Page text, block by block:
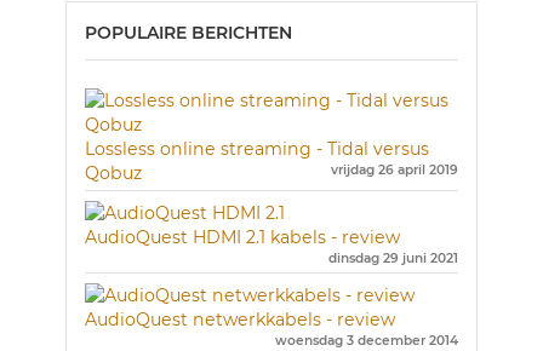
POPULAIRE BERICHTEN
Lossless online streaming - Tidal versus
Qobuz
vrijdag 26 april 2019
AudioQuest HDMI 2.1 kabels - review
dinsdag 29 juni 2021
AudioQuest netwerkkabels - review
woensdag 3 december 2014